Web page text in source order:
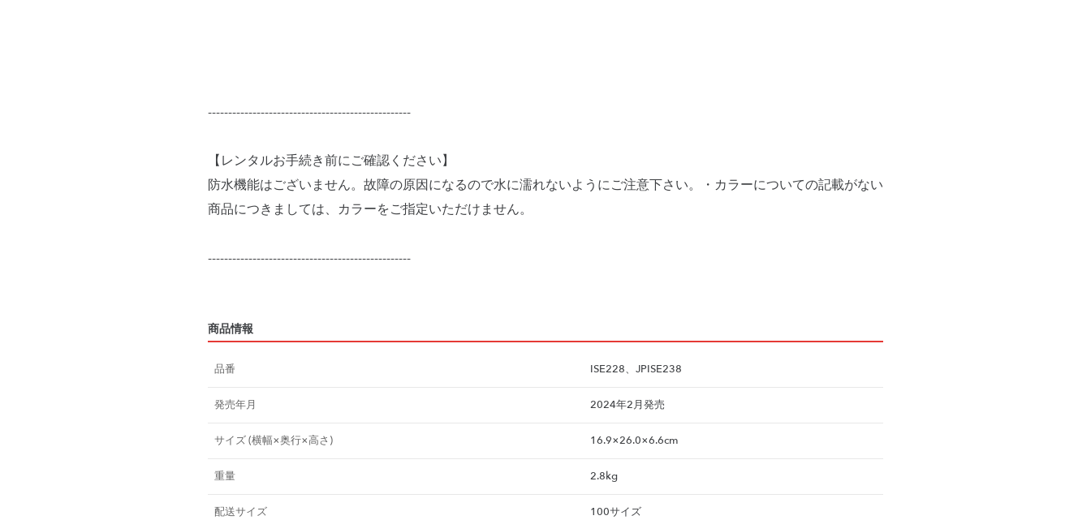
--------------------------------------------------
【レンタルお手続き前にご確認ください】
防水機能はございません。故障の原因になるので水に濡れないようにご注意下さい。・カラーについての記載がない
商品につきましては、カラーをご指定いただけません。
--------------------------------------------------
商品情報
品番 ISE228、JPISE238
発売年月 2024年2月発売
サイズ (横幅×奥行×高さ) 16.9×26.0×6.6cm
重量 2.8kg
配送サイズ 100サイズ